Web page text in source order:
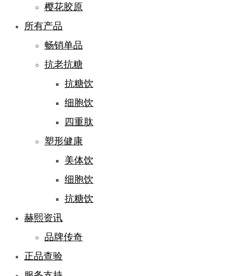
樱花胶原
所有产品
畅销单品
抗老抗糖
抗糖饮
细胞饮
四重肽
塑形健康
美体饮
细胞饮
抗糖饮
赫熙资讯
品牌传奇
正品查验